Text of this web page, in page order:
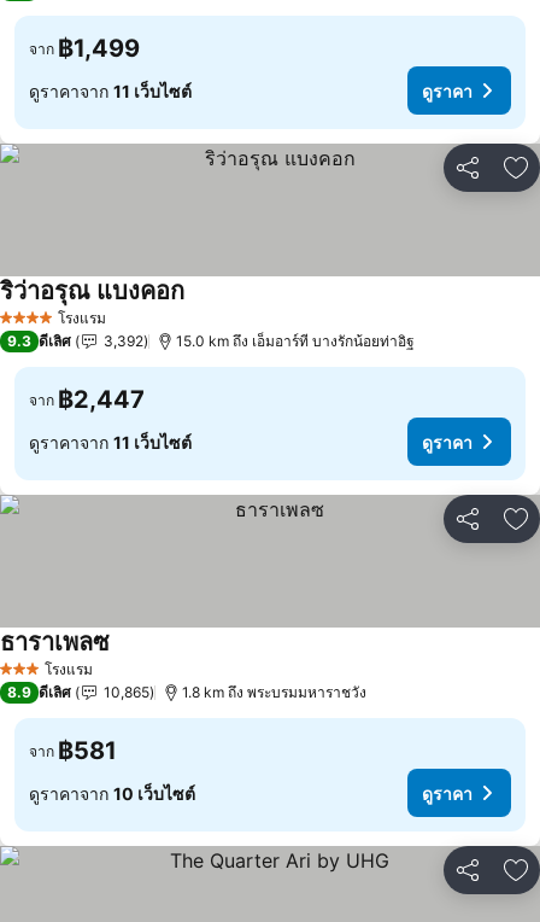
จาก ฿1,499
ดูราคาจาก 11 เว็บไซต์ ดูราคา
แชร์ เ
4 ดาว โรงแรม
ริว่าอรุณ แบงคอกดูราคา
9.3 ดีเลิศ 3,392 15.0 km ถึง เอ็มอาร์ที บางรักน้อยท่าอิฐ
จาก ฿2,447
ดูราคาจาก 11 เว็บไซต์ ดูราคา
แชร์ เ
3 ดาว โรงแรม
ธาราเพลซ
8.9 ดีเลิศ 10,865 1.8 km ถึง พระบรมมหาราชวัง
จาก ฿581
ดูราคาจาก 10 เว็บไซต์ ดูราคา
แชร์ เ